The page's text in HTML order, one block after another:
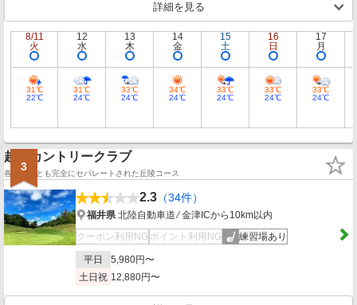
詳細を見る
8/11
火
31℃
22℃
12
水
31℃
24℃
13
木
33℃
24℃
14
金
34℃
24℃
15
土
33℃
24℃
16
日
33℃
24℃
17
月
33℃
24℃
3
越前カントリークラブ
各ホールとも完全にセパレートされた丘陵コース
2.3 （34件）
福井県北陸自動車道 ⁄ 金津ICから10km以内
クーポン利用NG ポイント利用NG 練習場あり
平日
5,980円〜
土日祝 12,880円〜